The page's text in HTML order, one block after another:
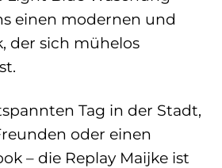
einen modernen und
der sich mühelos
Tag in der Stadt,
oder einen
– die Replay Maijke ist